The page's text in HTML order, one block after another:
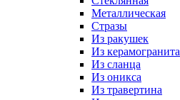
Металлическая
Стразы
Из ракушек
Из керамогранита
Из сланца
Из оникса
Из травертина